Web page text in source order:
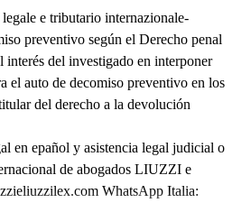
e tributario internazionale-
preventivo según el Derecho penal
del investigado en interponer
el auto de decomiso preventivo en los
del derecho a la devolución
en epañol y asistencia legal judicial o
de abogados LIUZZI e
WhatsApp Italia: